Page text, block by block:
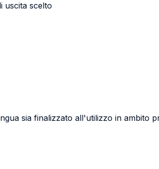
uscita scelto
sia finalizzato all'utilizzo in ambito